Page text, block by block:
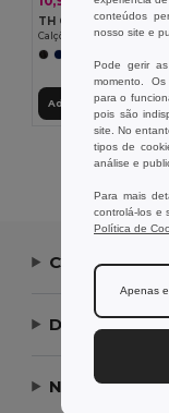
TH Clothes 30298
Calções de desporto para
Adicionar ao Carrinho
Contate-nos
Deixe-nos
Nossa
conteúdos
nosso site e
Pode gerir
momento.
para o
pois são
site. No
tipos de
análise e
Para mais
controlá-los e
Política de
Apenas